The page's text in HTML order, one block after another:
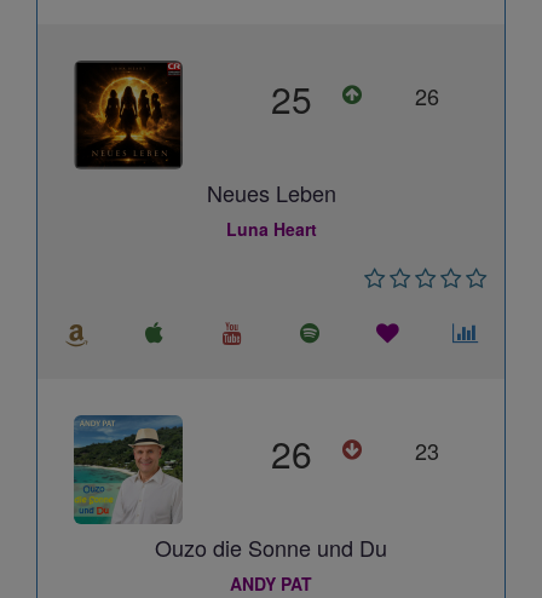
25 26
Neues Leben
Luna Heart
26 23
Ouzo die Sonne und Du
ANDY PAT